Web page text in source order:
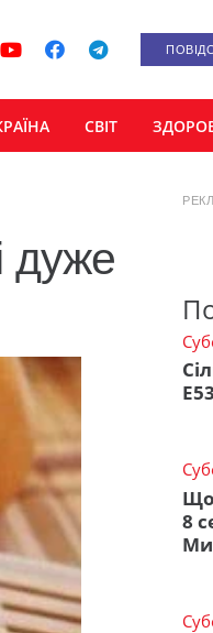
СВІТ
дуже
Що
8